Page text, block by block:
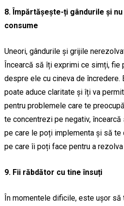
8. Împărtășește-ți gândurile și
consume
Uneori, gândurile și grijile
Încearcă să îți exprimi ce simți, fie
despre ele cu cineva de încredere.
poate aduce claritate și îți va
pentru problemele care te
te concentrezi pe negativ,
pe care le poți implementa și să
pe care îi poți face pentru a
9. Fii răbdător cu tine însuți
În momentele dificile, este ușor